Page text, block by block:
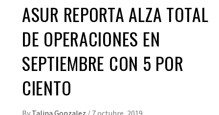
ASUR REPORTA ALZA TOTAL
DE OPERACIONES EN
SEPTIEMBRE CON 5 POR
CIENTO
By Talina Gonzalez / 7 octubre, 2019